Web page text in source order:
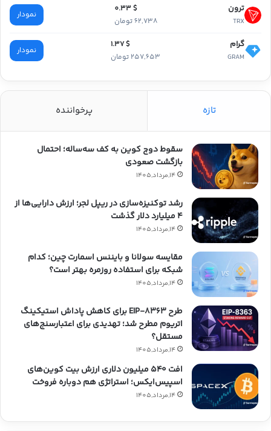
ترون
TRX
$ 0.33
62,738 تومان
نمودار
گرام
GRAM
$ 1.37
257,653 تومان
نمودار
تازه پرخواننده
سقوط دوج کوین به کف سه‌ساله؛ احتمال
بازگشت صعودی
14,مرداد,1405
رشد توکنیزه‌سازی در ریپل لجر؛ ارزش دارایی‌ها از
۴ میلیارد دلار گذشت
14,مرداد,1405
مقایسه سولانا و بایننس اسمارت چین؛ کدام
شبکه برای استفاده روزمره بهتر است؟
14,مرداد,1405
طرح EIP-8363 برای کاهش پاداش استیکینگ
اتریوم مطرح شد؛ تهدیدی برای اعتبارسنج‌های
مستقل؟
14,مرداد,1405
افت ۵۴۰ میلیون دلاری ارزش بیت کوین‌های
اسپیس‌ایکس؛ استراتژی هم دوباره فروخت
14,مرداد,1405